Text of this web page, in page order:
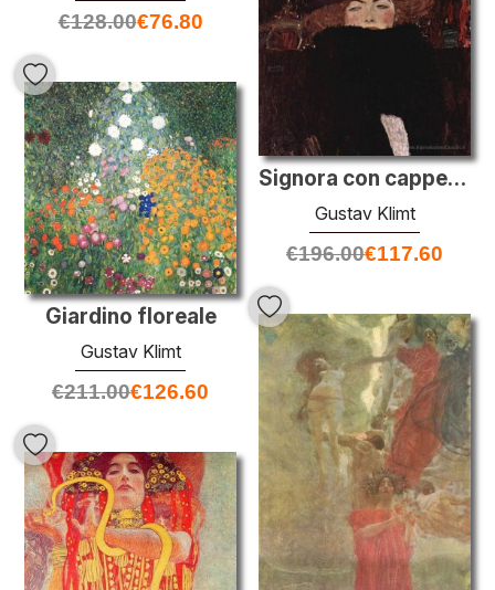
€128.00€76.80
Signora con cappello e featherboa
Gustav Klimt
€196.00€117.60
Giardino floreale
Gustav Klimt
€211.00€126.60